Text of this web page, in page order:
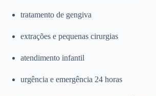
tratamento de gengiva
extrações e pequenas cirurgias
atendimento infantil
urgência e emergência 24 horas